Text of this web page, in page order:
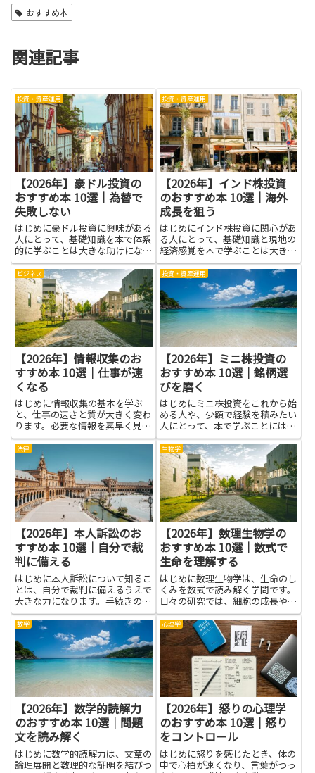
おすすめ本
関連記事
投資・資産運用
【2026年】豪ドル投資の
おすすめ本 10選｜為替で
失敗しない
はじめに豪ドル投資に興味がある
人にとって、基礎知識を本で体系
的に学ぶことは大きな助けになり
ます。為替は金利や資源価格、経
済指標など多様な要因で動くた
め、感情的な判断だけでは不利に
なりやすいです。本を通じてチャ
ートやファンダメンタルズの見
方、...
投資・資産運用
【2026年】インド株投資
のおすすめ本 10選｜海外
成長を狙う
はじめにインド株投資に関心があ
る人にとって、基礎知識と現地の
経済感覚を本で学ぶことは大きな
助けになります。海外成長を狙う
投資は、情報の差や制度の違いが
結果に影響しやすく、税制や規
制、企業文化の違いを理解してお
くだけでリスク管理がしやすくな
り...
ビジネス
【2026年】情報収集のお
すすめ本 10選｜仕事が速
くなる
はじめに情報収集の基本を学ぶ
と、仕事の速さと質が大きく変わ
ります。必要な情報を素早く見つ
けられるようになれば、判断にか
かる時間が短くなり、無駄な作業
が減ります。書籍を通じて体系的
な手法や考え方を身につければ、
情報の取捨選択が上手になり、同
僚...
投資・資産運用
【2026年】ミニ株投資の
おすすめ本 10選｜銘柄選
びを磨く
はじめにミニ株投資をこれから始
める人や、少額で経験を積みたい
人にとって、本で学ぶことには多
くの利点があります。基本的な仕
組みや手数料、注文方法を理解す
ることで、取引の不慣れからくる
ミスを減らせますし、銘柄選びの
考え方を整理することで、自分
な...
法律
【2026年】本人訴訟のお
すすめ本 10選｜自分で裁
判に備える
はじめに本人訴訟について知るこ
とは、自分で裁判に備えるうえで
大きな力になります。手続きの流
れや書類の書き方、証拠の整理方
法といった実務的な知識があれ
ば、慌てずに対応できる確率が高
まります。知識があると、弁護士
に相談するタイミングや費用の見
通...
生物学
【2026年】数理生物学の
おすすめ本 10選｜数式で
生命を理解する
はじめに数理生物学は、生命のし
くみを数式で読み解く学問です。
日々の研究では、細胞の成長や病
気の伝播、遺伝子の動きなどを、
数や関係式で描く方法を学びま
す。初めて触れる人にも、難しそ
うに見える数式の先にある現象の
仕組みを感じ取れるように工夫さ
れ...
数学
【2026年】数学的読解力
のおすすめ本 10選｜問題
文を読み解く
はじめに数学的読解力は、文章の
論理展開と数理的な証明を結びつ
心理学
【2026年】怒りの心理学
のおすすめ本 10選｜怒り
をコントロール
はじめに怒りを感じたとき、体の
中で心拍が速くなり、言葉がつっ